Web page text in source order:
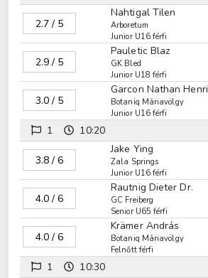
2.7 / 5
Nahtigal Tilen
Arboretum
Junior U16 férfi
2.9 / 5
Pauletic Blaz
GK Bled
Junior U18 férfi
3.0 / 5
Garcon Nathan Henri
Botaniq Máriavölgy
Junior U16 férfi
1 10:20
3.8 / 6
Jake Ying
Zala Springs
Junior U16 férfi
4.0 / 6
Rautnig Dieter Dr.
GC Freiberg
Senior U65 férfi
4.0 / 6
Krämer András
Botaniq Máriavölgy
Felnőtt férfi
1 10:30